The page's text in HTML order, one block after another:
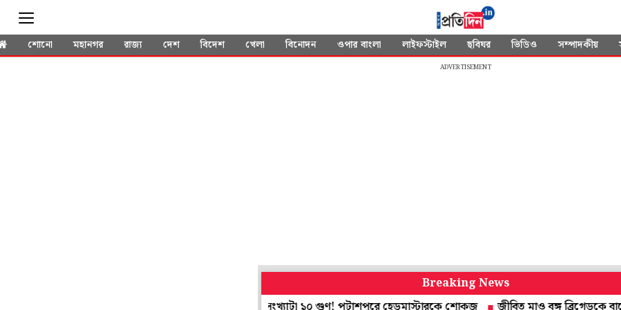
শোনো মহানগর রাজ্য দেশ বিদেশ খেলা বিনোদন ওপার বাংলা লাইফস্টাইল ছবিঘর ভিডিও সম্পাদকীয়
ADVERTISEMENT
Breaking News